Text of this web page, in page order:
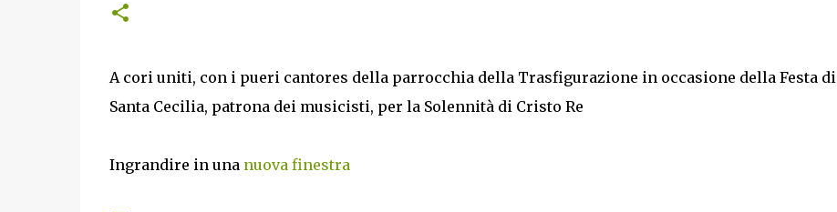
A cori uniti, con i pueri cantores della parrocchia della Trasfigurazione in occasione della Festa di
Santa Cecilia, patrona dei musicisti, per la Solennità di Cristo Re
Ingrandire in una nuova finestra